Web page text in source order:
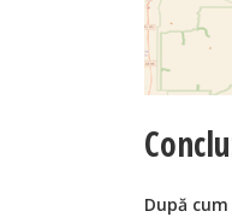
După